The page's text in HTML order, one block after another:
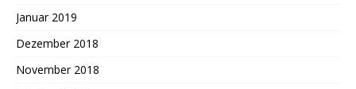
Januar 2019
Dezember 2018
November 2018